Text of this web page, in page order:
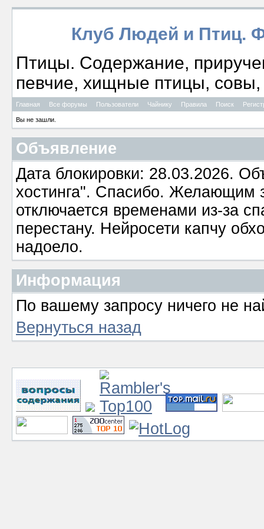
Клуб Людей и Птиц.
Птицы. Содержание,
певчие, хищные птицы, совы,
Главная Все форумы Пользователи Чайнику Правила Поиск
Вы не зашли.
Объявление
Дата блокировки: 28.03.2026.
хостинга". Спасибо. Желающим
отключается временами из-за
перестану. Нейросети капчу
надоело.
Информация
По вашему запросу ничего не
Вернуться назад